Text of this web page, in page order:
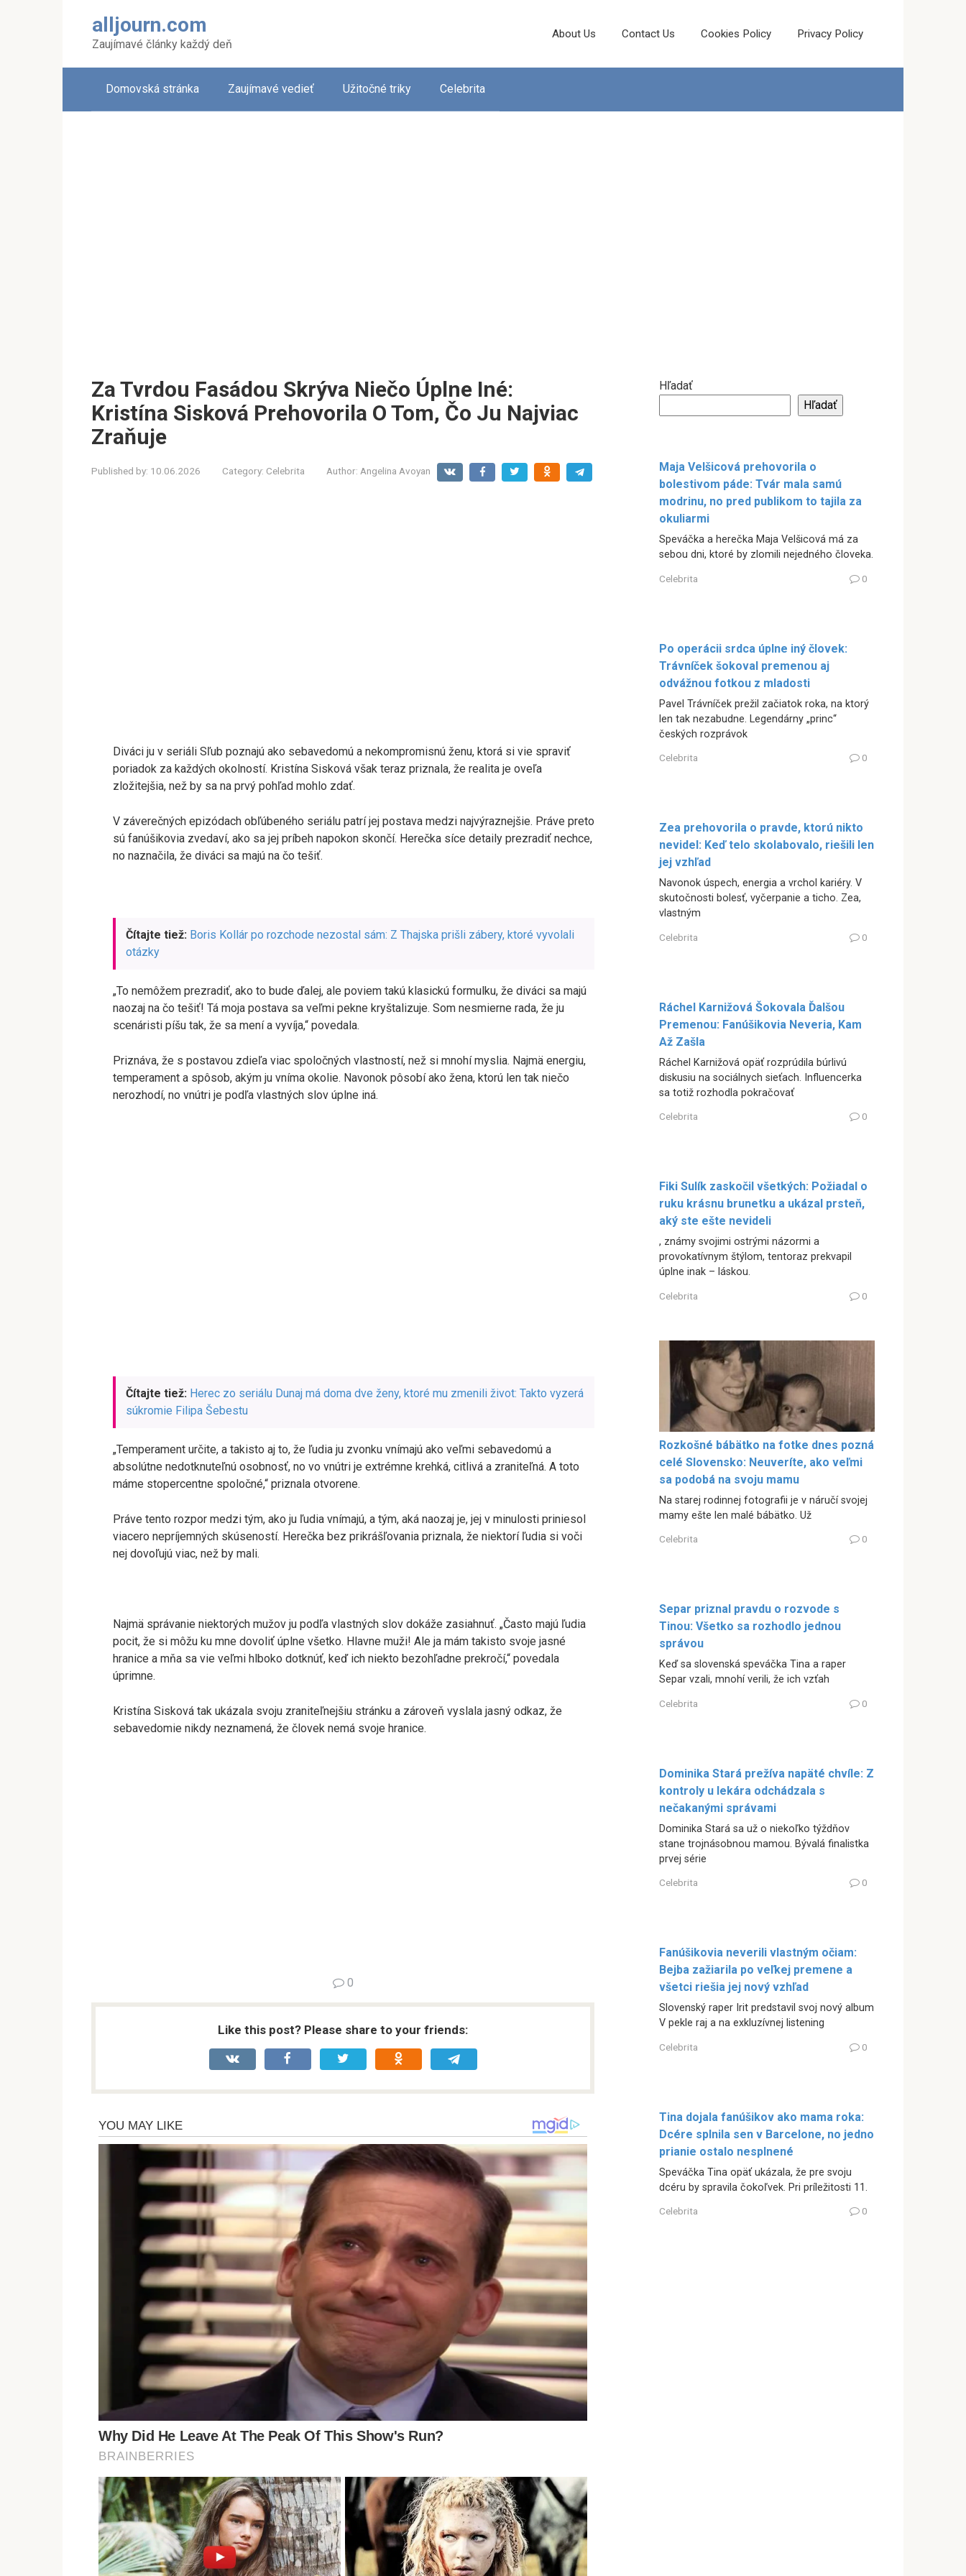
alljourn.com
Zaujímavé články každý deň
About Us Contact Us Cookies Policy Privacy Policy
Domovská stránka Zaujímavé vedieť Užitočné triky Celebrita
Za Tvrdou Fasádou Skrýva Niečo Úplne Iné:
Kristína Sisková Prehovorila O Tom, Čo Ju Najviac
Zraňuje
Published by: 10.06.2026 Category: Celebrita Author: Angelina Avoyan
Diváci ju v seriáli Sľub poznajú ako sebavedomú a nekompromisnú ženu, ktorá si vie spraviť
poriadok za každých okolností. Kristína Sisková však teraz priznala, že realita je oveľa
zložitejšia, než by sa na prvý pohľad mohlo zdať.
V záverečných epizódach obľúbeného seriálu patrí jej postava medzi najvýraznejšie. Práve preto
sú fanúšikovia zvedaví, ako sa jej príbeh napokon skončí. Herečka síce detaily prezradiť nechce,
no naznačila, že diváci sa majú na čo tešiť.
Čítajte tiež: Boris Kollár po rozchode nezostal sám: Z Thajska prišli zábery, ktoré vyvolali
otázky
„To nemôžem prezradiť, ako to bude ďalej, ale poviem takú klasickú formulku, že diváci sa majú
naozaj na čo tešiť! Tá moja postava sa veľmi pekne kryštalizuje. Som nesmierne rada, že ju
scenáristi píšu tak, že sa mení a vyvíja,“ povedala.
Priznáva, že s postavou zdieľa viac spoločných vlastností, než si mnohí myslia. Najmä energiu,
temperament a spôsob, akým ju vníma okolie. Navonok pôsobí ako žena, ktorú len tak niečo
nerozhodí, no vnútri je podľa vlastných slov úplne iná.
Čítajte tiež: Herec zo seriálu Dunaj má doma dve ženy, ktoré mu zmenili život: Takto vyzerá
súkromie Filipa Šebestu
„Temperament určite, a takisto aj to, že ľudia ju zvonku vnímajú ako veľmi sebavedomú a
absolútne nedotknuteľnú osobnosť, no vo vnútri je extrémne krehká, citlivá a zraniteľná. A toto
máme stopercentne spoločné,“ priznala otvorene.
Práve tento rozpor medzi tým, ako ju ľudia vnímajú, a tým, aká naozaj je, jej v minulosti priniesol
viacero nepríjemných skúseností. Herečka bez prikrášľovania priznala, že niektorí ľudia si voči
nej dovoľujú viac, než by mali.
Najmä správanie niektorých mužov ju podľa vlastných slov dokáže zasiahnuť. „Často majú ľudia
pocit, že si môžu ku mne dovoliť úplne všetko. Hlavne muži! Ale ja mám takisto svoje jasné
hranice a mňa sa vie veľmi hlboko dotknúť, keď ich niekto bezohľadne prekročí,“ povedala
úprimne.
Kristína Sisková tak ukázala svoju zraniteľnejšiu stránku a zároveň vyslala jasný odkaz, že
sebavedomie nikdy neznamená, že človek nemá svoje hranice.
0
Like this post? Please share to your friends:
Hľadať
Hľadať
Maja Velšicová prehovorila o
bolestivom páde: Tvár mala samú
modrinu, no pred publikom to tajila za
okuliarmi
Speváčka a herečka Maja Velšicová má za
sebou dni, ktoré by zlomili nejedného človeka.
Celebrita 0
Po operácii srdca úplne iný človek:
Trávníček šokoval premenou aj
odvážnou fotkou z mladosti
Pavel Trávníček prežil začiatok roka, na ktorý
len tak nezabudne. Legendárny „princ“
českých rozprávok
Celebrita 0
Zea prehovorila o pravde, ktorú nikto
nevidel: Keď telo skolabovalo, riešili len
jej vzhľad
Navonok úspech, energia a vrchol kariéry. V
skutočnosti bolesť, vyčerpanie a ticho. Zea,
vlastným
Celebrita 0
Ráchel Karnižová Šokovala Ďalšou
Premenou: Fanúšikovia Neveria, Kam
Až Zašla
Ráchel Karnižová opäť rozprúdila búrlivú
diskusiu na sociálnych sieťach. Influencerka
sa totiž rozhodla pokračovať
Celebrita 0
Fiki Sulík zaskočil všetkých: Požiadal o
ruku krásnu brunetku a ukázal prsteň,
aký ste ešte nevideli
, známy svojimi ostrými názormi a
provokatívnym štýlom, tentoraz prekvapil
úplne inak – láskou.
Celebrita 0
Rozkošné bábätko na fotke dnes pozná
celé Slovensko: Neuveríte, ako veľmi
sa podobá na svoju mamu
Na starej rodinnej fotografii je v náručí svojej
mamy ešte len malé bábätko. Už
Celebrita 0
Separ priznal pravdu o rozvode s
Tinou: Všetko sa rozhodlo jednou
správou
Keď sa slovenská speváčka Tina a raper
Separ vzali, mnohí verili, že ich vzťah
Celebrita 0
Dominika Stará prežíva napäté chvíle: Z
kontroly u lekára odchádzala s
nečakanými správami
Dominika Stará sa už o niekoľko týždňov
stane trojnásobnou mamou. Bývalá finalistka
prvej série
Celebrita 0
Fanúšikovia neverili vlastným očiam:
Bejba zažiarila po veľkej premene a
všetci riešia jej nový vzhľad
Slovenský raper Irit predstavil svoj nový album
V pekle raj a na exkluzívnej listening
Celebrita 0
Tina dojala fanúšikov ako mama roka:
Dcére splnila sen v Barcelone, no jedno
prianie ostalo nesplnené
Speváčka Tina opäť ukázala, že pre svoju
dcéru by spravila čokoľvek. Pri príležitosti 11.
Celebrita 0